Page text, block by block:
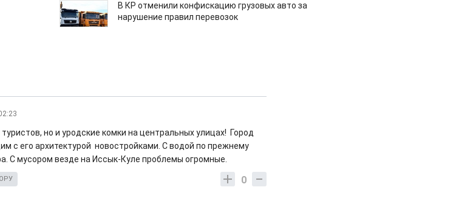
В КР отменили конфискацию грузовых авто за
нарушение правил перевозок
но и уродские комки на центральных улицах! Город
с его архитектурой новостройками. С водой по прежнему
С мусором везде на Иссык-Куле проблемы огромные.
0